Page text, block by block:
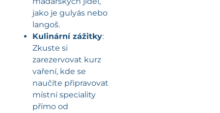
jako je gulyás nebo
langoš.
Kulinární zážitky:
Zkuste si
zarezervovat kurz
vaření, kde se
naučíte připravovat
místní speciality
přímo od